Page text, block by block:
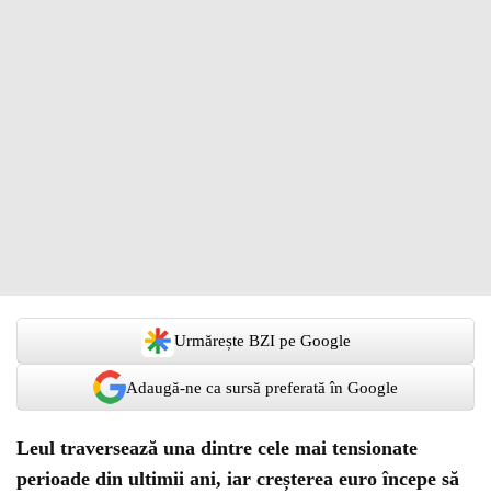
Urmărește BZI pe Google
Adaugă-ne ca sursă preferată în Google
Leul traversează una dintre cele mai tensionate
perioade din ultimii ani, iar creșterea euro începe să